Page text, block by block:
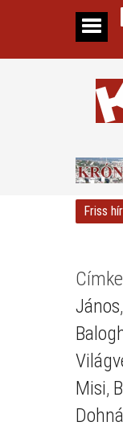
Friss
Magyar
Címke
János,
Misi,